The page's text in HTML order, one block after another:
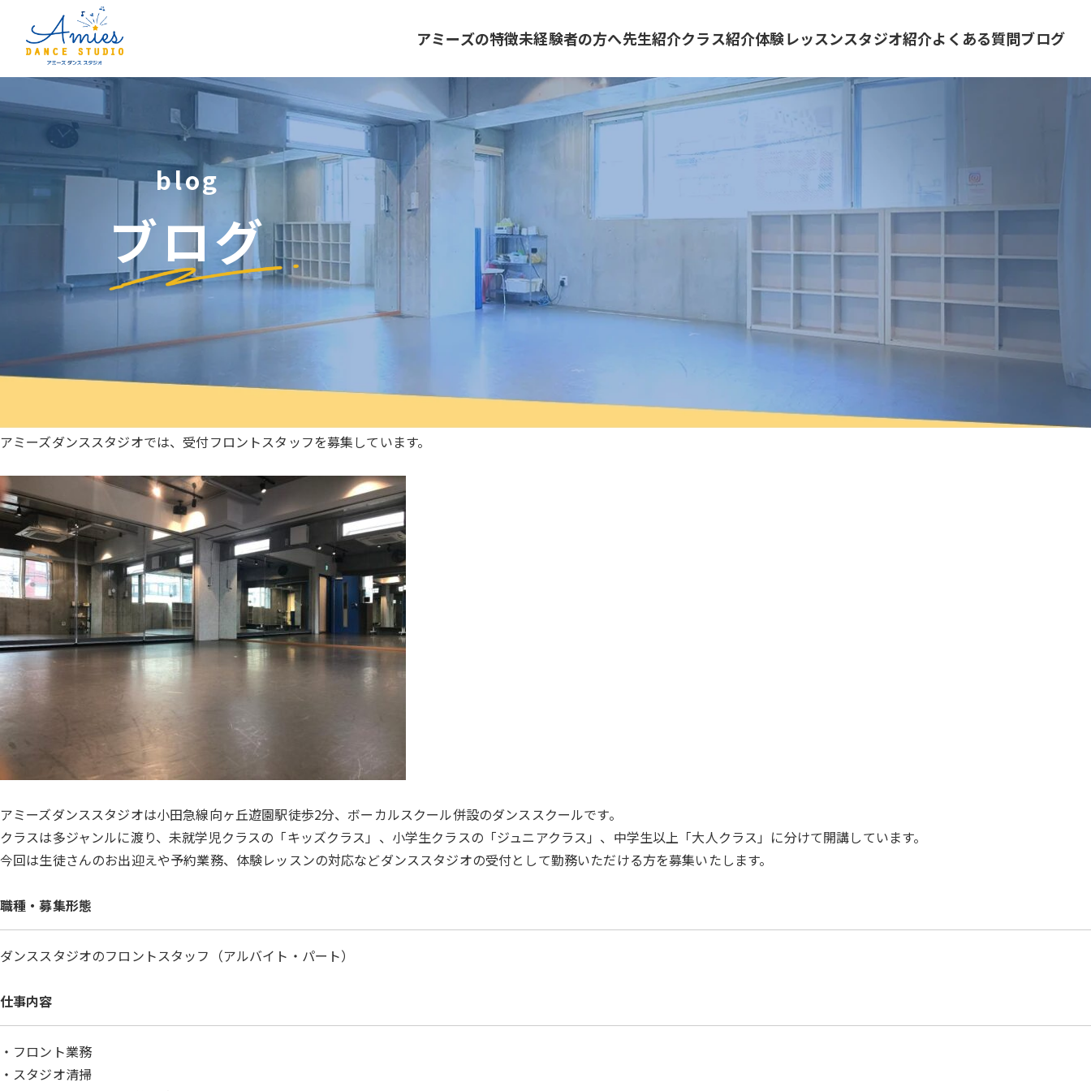
アミーズの特徴未経験者の方へ先生紹介クラス紹介体験レッスンスタジオ紹介よくある質問ブログ
blog
ブログ
アミーズダンススタジオでは、受付フロントスタッフを募集しています。
アミーズダンススタジオは小田急線向ヶ丘遊園駅徒歩2分、ボーカルスクール併設のダンススクールです。
クラスは多ジャンルに渡り、未就学児クラスの「キッズクラス」、小学生クラスの「ジュニアクラス」、中学生以上「大人クラス」に分けて開講しています。
今回は生徒さんのお出迎えや予約業務、体験レッスンの対応などダンススタジオの受付として勤務いただける方を募集いたします。
職種・募集形態
ダンススタジオのフロントスタッフ（アルバイト・パート）
仕事内容
・フロント業務
・スタジオ清掃